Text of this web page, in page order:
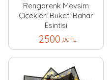
Rengarenk Mevsim
Çiçekleri Buketi Bahar
Esintisi
2500 ,00 TL